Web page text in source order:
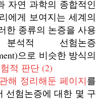
자연 과학의 종합적인
에게 보여지는 세계의
한 종류의 논증을 사용
석적 선험논증
으로 비슷한 방식의
적 판단 (2)
해 정리해둔 페이지를
선험논증에 대한 몇 구